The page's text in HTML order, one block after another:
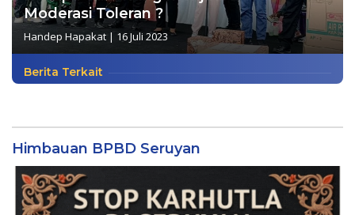
Moderasi Toleran ?
Handep Hapakat| 16 Juli 2023
Berita Terkait
Himbauan BPBD Seruyan